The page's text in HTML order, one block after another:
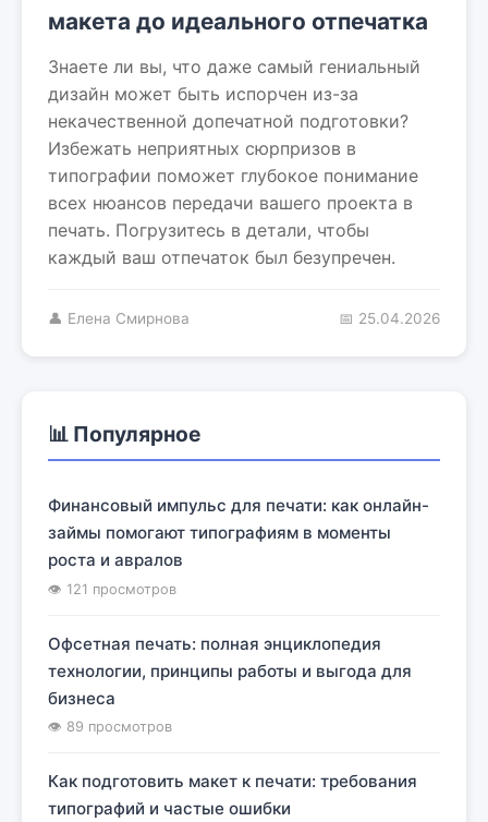
макета до идеального отпечатка
Знаете ли вы, что даже самый гениальный
дизайн может быть испорчен из-за
некачественной допечатной подготовки?
Избежать неприятных сюрпризов в
типографии поможет глубокое понимание
всех нюансов передачи вашего проекта в
печать. Погрузитесь в детали, чтобы
каждый ваш отпечаток был безупречен.
👤 Елена Смирнова 📅 25.04.2026
📊 Популярное
Финансовый импульс для печати: как онлайн-
займы помогают типографиям в моменты
роста и авралов
👁 121 просмотров
Офсетная печать: полная энциклопедия
технологии, принципы работы и выгода для
бизнеса
👁 89 просмотров
Как подготовить макет к печати: требования
типографий и частые ошибки